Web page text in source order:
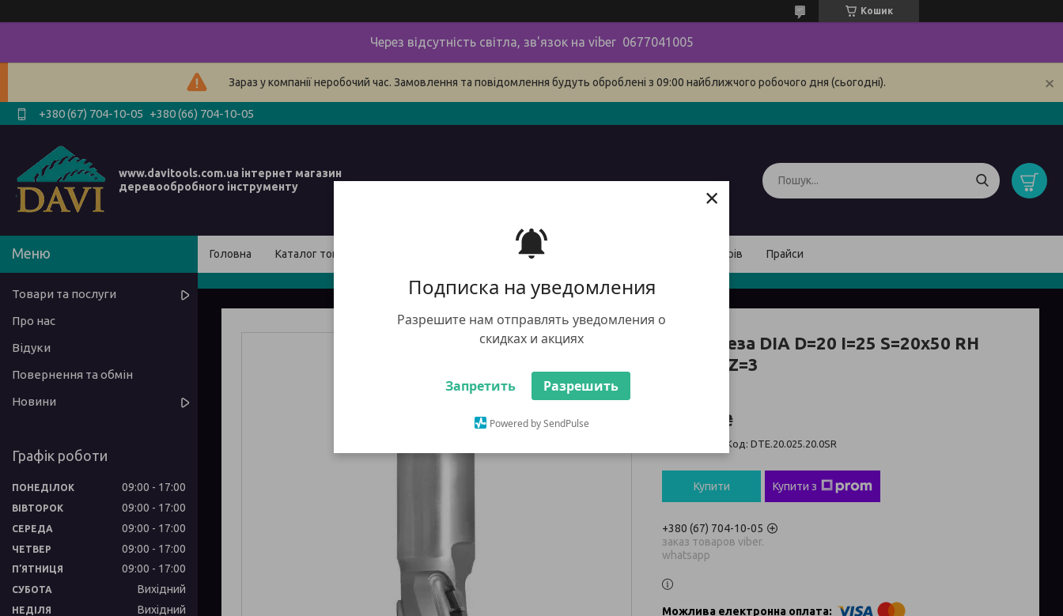
Подписка на уведомления
Разрешите нам отправлять уведомления о
скидках и акциях
Запретить Разрешить
Powered by SendPulse
×
Кошик
Через відсутність світла, зв'язок на viber 0677041005
Зараз у компанії неробочий час. Замовлення та повідомлення будуть оброблені з 09:00 найближчого робочого дня (сьогодні).
+380 (67) 704-10-05 +380 (66) 704-10-05
www.davitools.com.ua інтернет магазин
деревообробного інструменту
Головна Каталог товарів наші контакти Доставка і оплата товарів Прайси
DTE Фреза DIA D=20 I=25 S=20x50 RH
TURBO Z=3
27 005 ₴
Код: DTE.20.025.20.0SR
Купити Купити з
+380 (67) 704-10-05
заказ товаров viber.
whatsapp
Товари та послуги
Про нас
Відуки
Повернення та обмін
Новини
Графік роботи
ПОНЕДІЛОК 09:00 17:00
ВІВТОРОК 09:00 17:00
СЕРЕДА 09:00 17:00
ЧЕТВЕР 09:00 17:00
ПʼЯТНИЦЯ 09:00 17:00
СУБОТА Вихідний
НЕДІЛЯ Вихідний